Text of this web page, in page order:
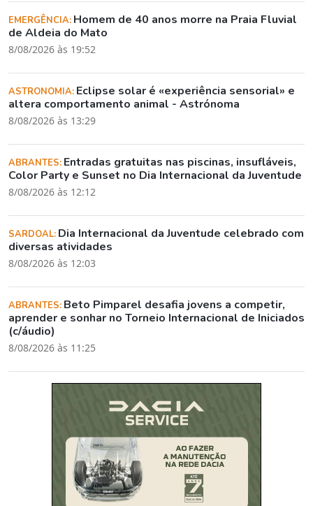
EMERGÊNCIA: Homem de 40 anos morre na Praia Fluvial
de Aldeia do Mato
8/08/2026 às 19:52
ASTRONOMIA: Eclipse solar é «experiência sensorial» e
altera comportamento animal - Astrónoma
8/08/2026 às 13:29
ABRANTES: Entradas gratuitas nas piscinas, insufláveis,
Color Party e Sunset no Dia Internacional da Juventude
8/08/2026 às 12:12
SARDOAL: Dia Internacional da Juventude celebrado com
diversas atividades
8/08/2026 às 12:03
ABRANTES: Beto Pimparel desafia jovens a competir,
aprender e sonhar no Torneio Internacional de Iniciados
(c/áudio)
8/08/2026 às 11:25